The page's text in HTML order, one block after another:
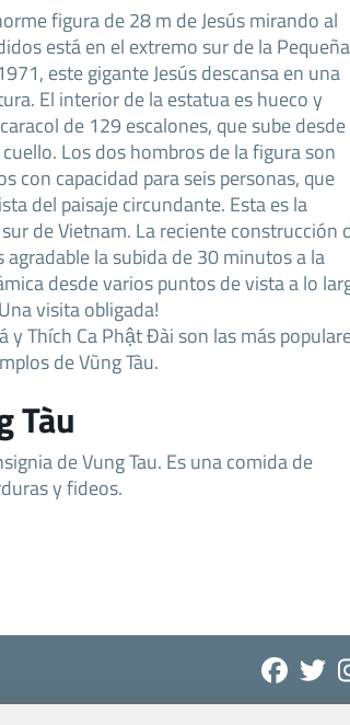
figura de 28 m de Jesús mirando al
está en el extremo sur de la Pequeña
este gigante Jesús descansa en una
El interior de la estatua es hueco y
de 129 escalones, que sube desde
Los dos hombros de la figura son
con capacidad para seis personas, que
del paisaje circundante. Esta es la
de Vietnam. La reciente construcción
la subida de 30 minutos a la
desde varios puntos de vista a lo
visita obligada!
y Thích Ca Phật Đài son las más
de Vũng Tàu.
Tàu
de Vung Tau. Es una comida de
y fideos.